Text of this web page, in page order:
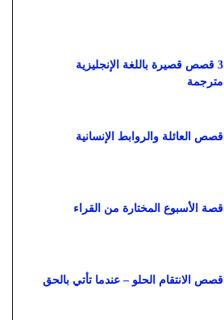
3 قصص قصيرة باللغة الإنجليزية
مترجمة
قصص العائلة والروابط الإنسانية
قصة الأسبوع المختارة من القراء
قصص الانتقام الحلو – عندما تأتي بالحق